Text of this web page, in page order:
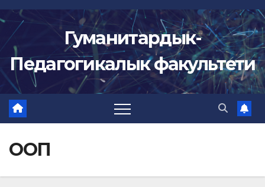
Skip
to
content
Гуманитардык-
Педагогикалык факультети
ООП